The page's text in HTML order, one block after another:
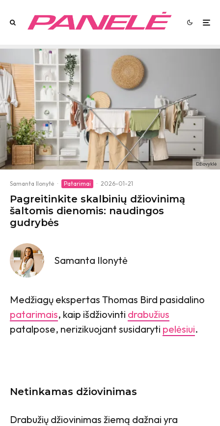
Džiovyklė
Samanta Ilonytė · Patarimai · 2026-01-21
Pagreitinkite skalbinių džiovinimą
šaltomis dienomis: naudingos
gudrybės
Samanta Ilonytė
Medžiagų ekspertas Thomas Bird pasidalino
patarimais, kaip išdžiovinti drabužius
patalpose, nerizikuojant susidaryti pelėsiui.
Netinkamas džiovinimas
Drabužių džiovinimas žiemą dažnai yra